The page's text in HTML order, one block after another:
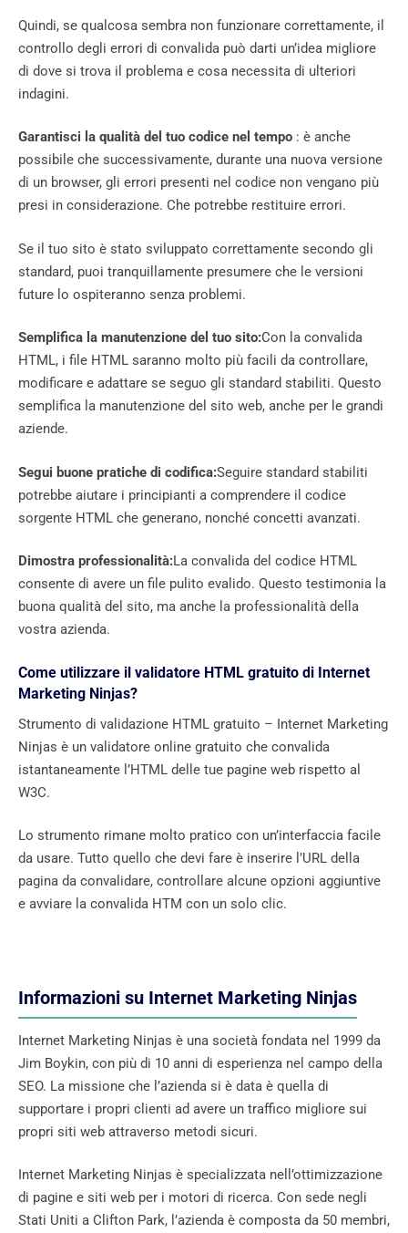
Quindi, se qualcosa sembra non funzionare correttamente, il
controllo degli errori di convalida può darti un’idea migliore
di dove si trova il problema e cosa necessita di ulteriori
indagini.
Garantisci la qualità del tuo codice nel tempo : è anche
possibile che successivamente, durante una nuova versione
di un browser, gli errori presenti nel codice non vengano più
presi in considerazione. Che potrebbe restituire errori.
Se il tuo sito è stato sviluppato correttamente secondo gli
standard, puoi tranquillamente presumere che le versioni
future lo ospiteranno senza problemi.
Semplifica la manutenzione del tuo sito:Con la convalida
HTML, i file HTML saranno molto più facili da controllare,
modificare e adattare se seguo gli standard stabiliti. Questo
semplifica la manutenzione del sito web, anche per le grandi
aziende.
Segui buone pratiche di codifica:Seguire standard stabiliti
potrebbe aiutare i principianti a comprendere il codice
sorgente HTML che generano, nonché concetti avanzati.
Dimostra professionalità:La convalida del codice HTML
consente di avere un file pulito evalido. Questo testimonia la
buona qualità del sito, ma anche la professionalità della
vostra azienda.
Come utilizzare il validatore HTML gratuito di Internet
Marketing Ninjas?
Strumento di validazione HTML gratuito – Internet Marketing
Ninjas è un validatore online gratuito che convalida
istantaneamente l’HTML delle tue pagine web rispetto al
W3C.
Lo strumento rimane molto pratico con un’interfaccia facile
da usare. Tutto quello che devi fare è inserire l’URL della
pagina da convalidare, controllare alcune opzioni aggiuntive
e avviare la convalida HTM con un solo clic.
Informazioni su Internet Marketing Ninjas
Internet Marketing Ninjas è una società fondata nel 1999 da
Jim Boykin, con più di 10 anni di esperienza nel campo della
SEO. La missione che l’azienda si è data è quella di
supportare i propri clienti ad avere un traffico migliore sui
propri siti web attraverso metodi sicuri.
Internet Marketing Ninjas è specializzata nell’ottimizzazione
di pagine e siti web per i motori di ricerca. Con sede negli
Stati Uniti a Clifton Park, l’azienda è composta da 50 membri,